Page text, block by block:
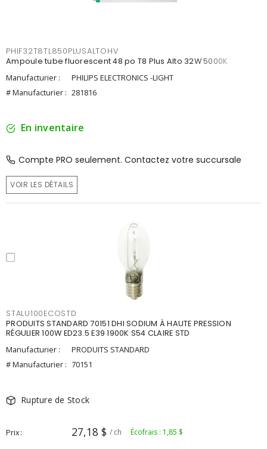
PHIF32T8TL850PLUSALTOHV
Ampoule tube fluorescent 48 po T8 Plus Alto 32W 5000K
Manufacturier :
PHILIPS ELECTRONICS -LIGHT
# Manufacturier : 281816
En inventaire
Compte PRO seulement. Contactez votre succursale
VOIR LES DÉTAILS
STALU100ECOSTD
PRODUITS STANDARD 70151 DHI SODIUM À HAUTE PRESSION
RÉGULIER 100W ED23.5 E39 1900K S54 CLAIRE STD
Manufacturier :
PRODUITS STANDARD
# Manufacturier : 70151
Rupture de Stock
Prix 27,18 $ / ch Écofrais : 1,85 $